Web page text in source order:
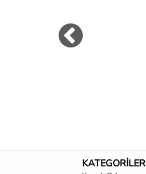
KATEGORİLER